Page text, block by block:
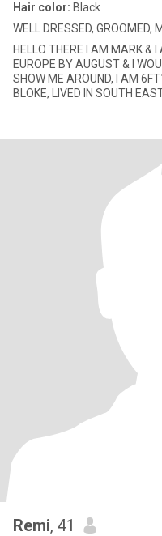
Hair color: Black
WELL DRESSED, GROOMED,
HELLO THERE I AM MARK &
EUROPE BY AUGUST & I
SHOW ME AROUND, I AM
BLOKE, LIVED IN SOUTH
Remi, 41